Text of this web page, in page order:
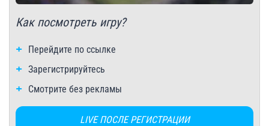
Как посмотреть игру?
Перейдите по ссылке
Зарегистрируйтесь
Смотрите без рекламы
LIVE ПОСЛЕ РЕГИСТРАЦИИ